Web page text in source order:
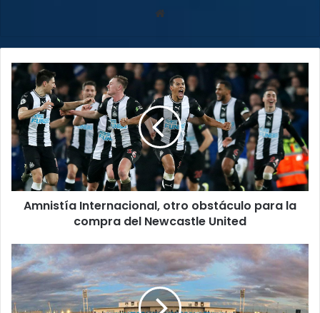
Amnistía
Internacional,
otro
obstáculo
para
la
compra
del
Newcastle
United
Amnistía Internacional, otro obstáculo para la
compra del Newcastle United
Real
Madrid
cambiaría
su
sede